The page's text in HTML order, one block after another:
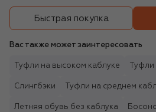
Быстрая покупка
Вас также может заинтересовать
Туфли на высоком каблуке
Слингбэки Туфли на среднем
Летняя обувь без каблука